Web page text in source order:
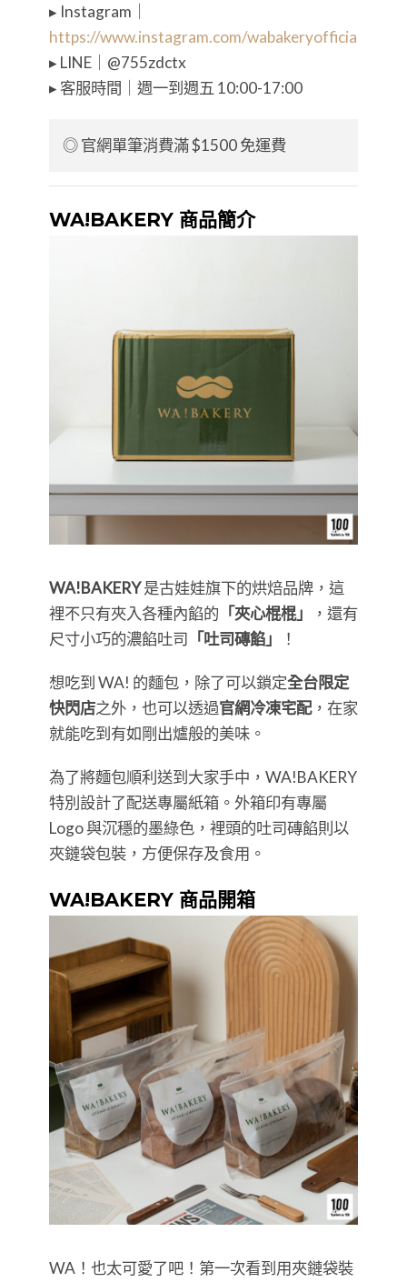
▸ Instagram｜
https://www.instagram.com/wabakeryofficial/
▸ LINE｜@755zdctx
▸ 客服時間｜週一到週五 10:00-17:00
◎ 官網單筆消費滿 $1500 免運費
WA!BAKERY 商品簡介
WA!BAKERY是古娃娃旗下的烘焙品牌，這
裡不只有夾入各種內餡的 「夾心棍棍」
，還有
尺寸小巧的濃餡吐司 「吐司磚餡」 ！
想吃到 WA! 的麵包，除了可以鎖定全台限定
快閃店之外，也可以透過官網冷凍宅配，在家
就能吃到有如剛出爐般的美味。
為了將麵包順利送到大家手中，WA!BAKERY
特別設計了配送專屬紙箱。外箱印有專屬
Logo 與沉穩的墨綠色，裡頭的吐司磚餡則以
夾鏈袋包裝，方便保存及食用。
WA!BAKERY 商品開箱
WA！也太可愛了吧！第一次看到用夾鏈袋裝